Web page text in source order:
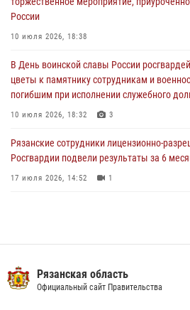
Рязанским росгвардейцам провели
гражданства Российской Федерации за
законодательства
27 июля 2026, 15:26
России
10 июля 2026, 18:38
В День воинской славы России
цветы к памятнику сотрудникам и
погибшим при исполнении служебного
10 июля 2026, 18:32 3
Рязанские сотрудники лицензионно-
Росгвардии подвели результаты за 6
17 июля 2026, 14:52 1
Вневедомственная охрана подвела итоги
подразделений за первое полугодие 2026
Рязанская область
Официальный сайт Правительства